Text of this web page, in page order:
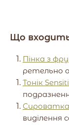
Що
Пінка з
ретельно
Тонік
виділення